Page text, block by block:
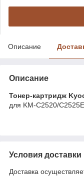
Описание
Описание
Тонер-картридж
для KM-C2520/
Условия доставки
Доставка